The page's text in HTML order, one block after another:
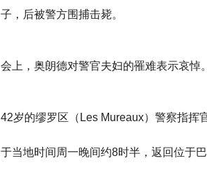
子，后被警方围捕击毙。
会上，奥朗德对警官夫妇的罹难表示哀悼。
42岁的缪罗区（Les Mureaux）警察指挥
于当地时间周一晚间约8时半，返回位于